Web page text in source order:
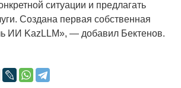
ситуации и предлагать
Создана первая собственная
ИИ KazLLM», — добавил Бектенов.